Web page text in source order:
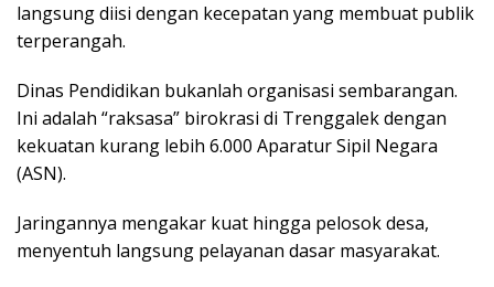
langsung diisi dengan kecepatan yang membuat publik
terperangah.
​Dinas Pendidikan bukanlah organisasi sembarangan.
Ini adalah “raksasa” birokrasi di Trenggalek dengan
kekuatan kurang lebih 6.000 Aparatur Sipil Negara
(ASN).
Jaringannya mengakar kuat hingga pelosok desa,
menyentuh langsung pelayanan dasar masyarakat.